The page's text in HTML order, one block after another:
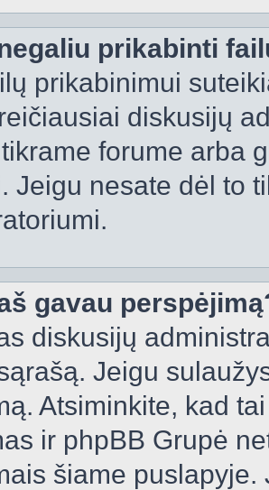
prikabinti
prikabinimui
diskusijų
forume arba
Jeigu nesate dėl to
gavau
diskusijų
Jeigu
Atsiminkite, kad
ir phpBB Grupė
šiame